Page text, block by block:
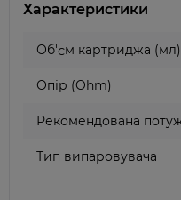
Характеристики
Об'єм картриджа (мл)
Опір (Ohm)
Рекомендована
Тип випаровувача